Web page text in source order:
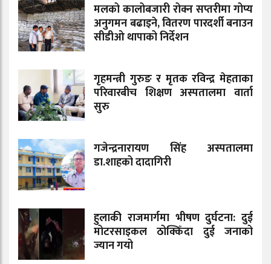
मलको कालोबजारी रोक्न सप्तरीमा गोप्य
अनुगमन बढाइने, वितरण पारदर्शी बनाउन
सीडीओ थापाको निर्देशन
गृहमन्त्री गुरुङ र मृतक रविन्द्र मेहताका
परिवारबीच शिक्षण अस्पतालमा वार्ता
सुरु
गजेन्द्रनारायण सिंह अस्पतालमा
डा.शाहको दादागिरी
हुलाकी राजमार्गमा भीषण दुर्घटना: दुई
मोटरसाइकल ठोक्किँदा दुई जनाको
ज्यान गयो